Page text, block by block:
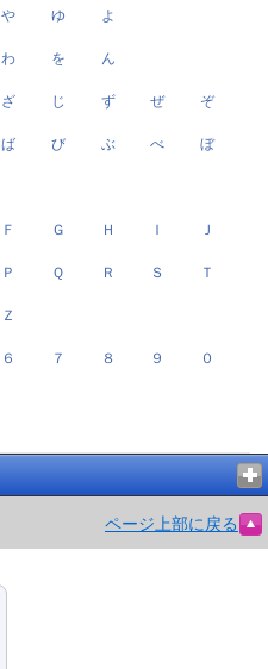
や ゆ よ
わ を ん
ざ じ ず ぜ ぞ
ば び ぶ べ ぼ
Ｆ Ｇ Ｈ Ｉ Ｊ
Ｐ Ｑ Ｒ Ｓ Ｔ
Ｚ
６ ７ ８ ９ ０
ページ上部に戻る